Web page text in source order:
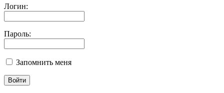
Логин:
Пароль:
Запомнить меня